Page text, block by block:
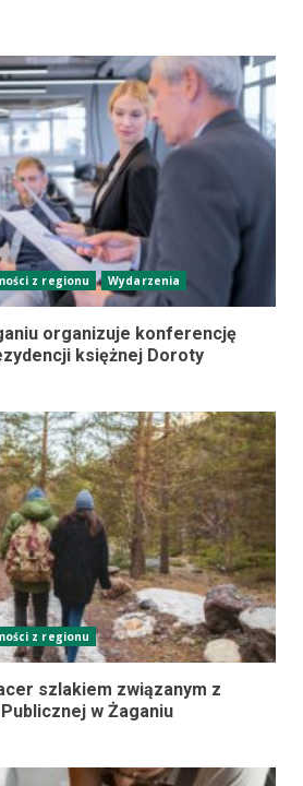
z regionu Wydarzenia
organizuje konferencję
księżnej Doroty
z regionu
szlakiem związanym z
w Żaganiu